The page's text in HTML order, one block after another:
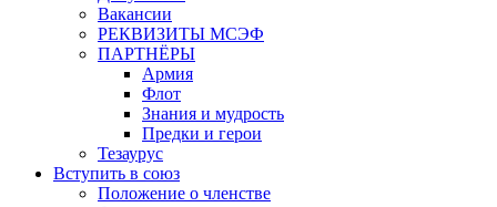
Вакансии
РЕКВИЗИТЫ МСЭФ
ПАРТНЁРЫ
Армия
Флот
Знания и мудрость
Предки и герои
Тезаурус
Вступить в союз
Положение о членстве